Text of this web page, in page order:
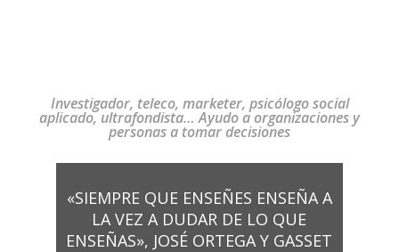
Investigador, teleco, marketer, psicólogo social
aplicado, ultrafondista… Ayudo a organizaciones y
personas a tomar decisiones
«SIEMPRE QUE ENSEÑES ENSEÑA A
LA VEZ A DUDAR DE LO QUE
ENSEÑAS», JOSÉ ORTEGA Y GASSET